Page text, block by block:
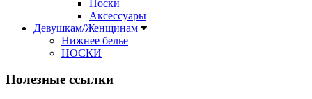
Носки
Аксессуары
Девушкам/Женщинам
Нижнее белье
НОСКИ
Полезные ссылки